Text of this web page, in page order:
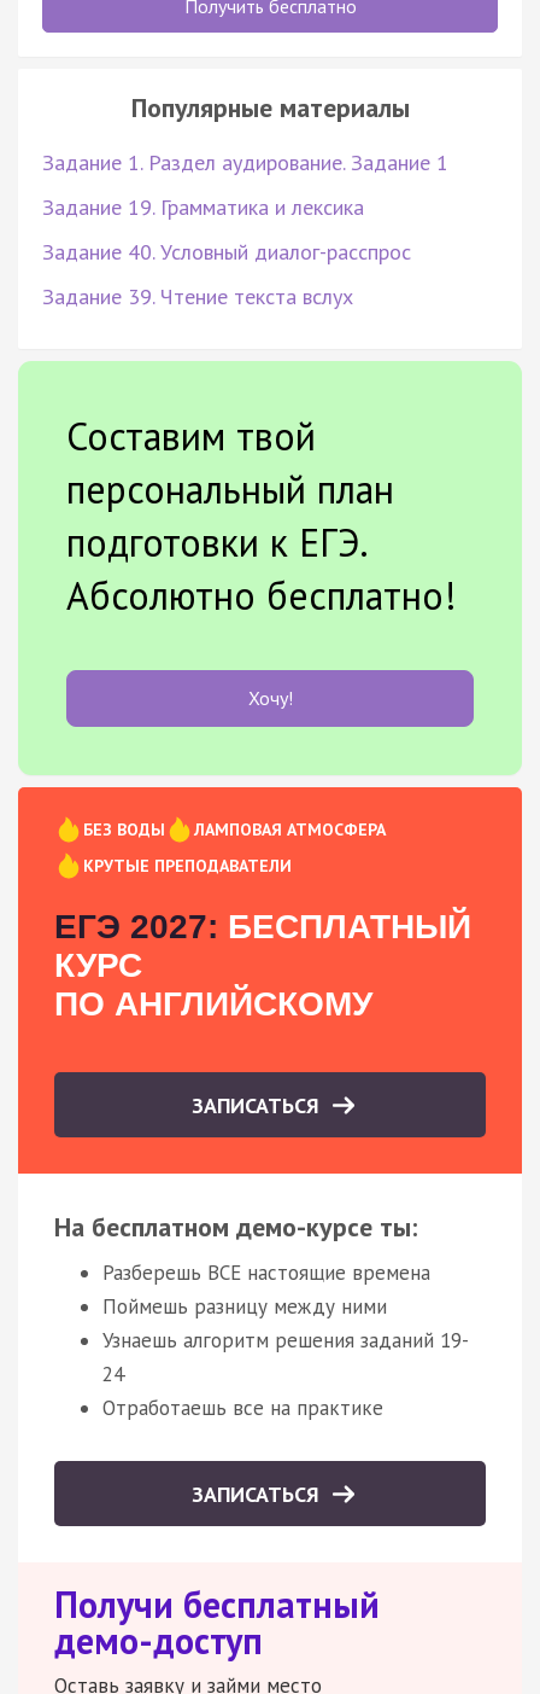
Получить бесплатно
Популярные материалы
Задание 1. Раздел аудирование. Задание 1
Задание 19. Грамматика и лексика
Задание 40. Условный диалог-расспрос
Задание 39. Чтение текста вслух
Составим твой
персональный план
подготовки к ЕГЭ.
Абсолютно бесплатно!
Хочу!
БЕЗ ВОДЫ
ЛАМПОВАЯ АТМОСФЕРА
КРУТЫЕ ПРЕПОДАВАТЕЛИ
ЕГЭ 2027: БЕСПЛАТНЫЙ
КУРС
ПО АНГЛИЙСКОМУ
ЗАПИСАТЬСЯ
На бесплатном демо-курсе ты:
Разберешь ВСЕ настоящие времена
Поймешь разницу между ними
Узнаешь алгоритм решения заданий 19-
24
Отработаешь все на практике
ЗАПИСАТЬСЯ
Получи бесплатный
демо-доступ
Оставь заявку и займи место